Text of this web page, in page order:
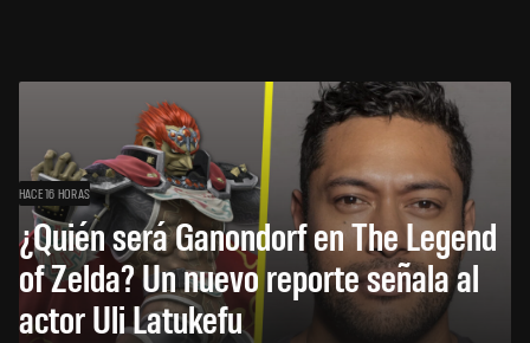
HACE 16 HORAS
¿Quién será Ganondorf en The Legend
of Zelda? Un nuevo reporte señala al
actor Uli Latukefu